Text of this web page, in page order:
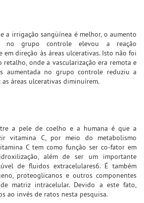
a irrigação sangüínea é melhor, o aumento
no grupo controle elevou a reação
em direção às áreas ulcerativas. Isto não foi
onde a vascularização era remota e
aumentada no grupo controle reduziu a
áreas ulcerativas diminuírem.
a pele de coelho e a humana é que a
vitamina C, por meio do metabolismo
C tem como função ser co-fator em
além de ser um importante
de fluidos extracelulares6. É também
proteoglicanos e outros componentes
matriz intracelular. Devido a este fato,
ao invés de ratos nesta pesquisa.